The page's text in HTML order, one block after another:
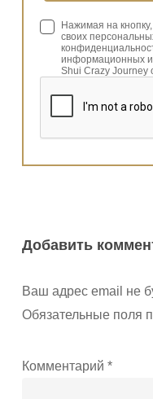
Нажимая на
своих
информационных и
Shui Crazy Journey
Добавить
Ваш адрес email не
Обязательные поля
Комментарий *